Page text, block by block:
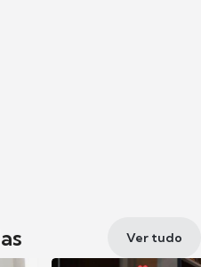
Ver tudo